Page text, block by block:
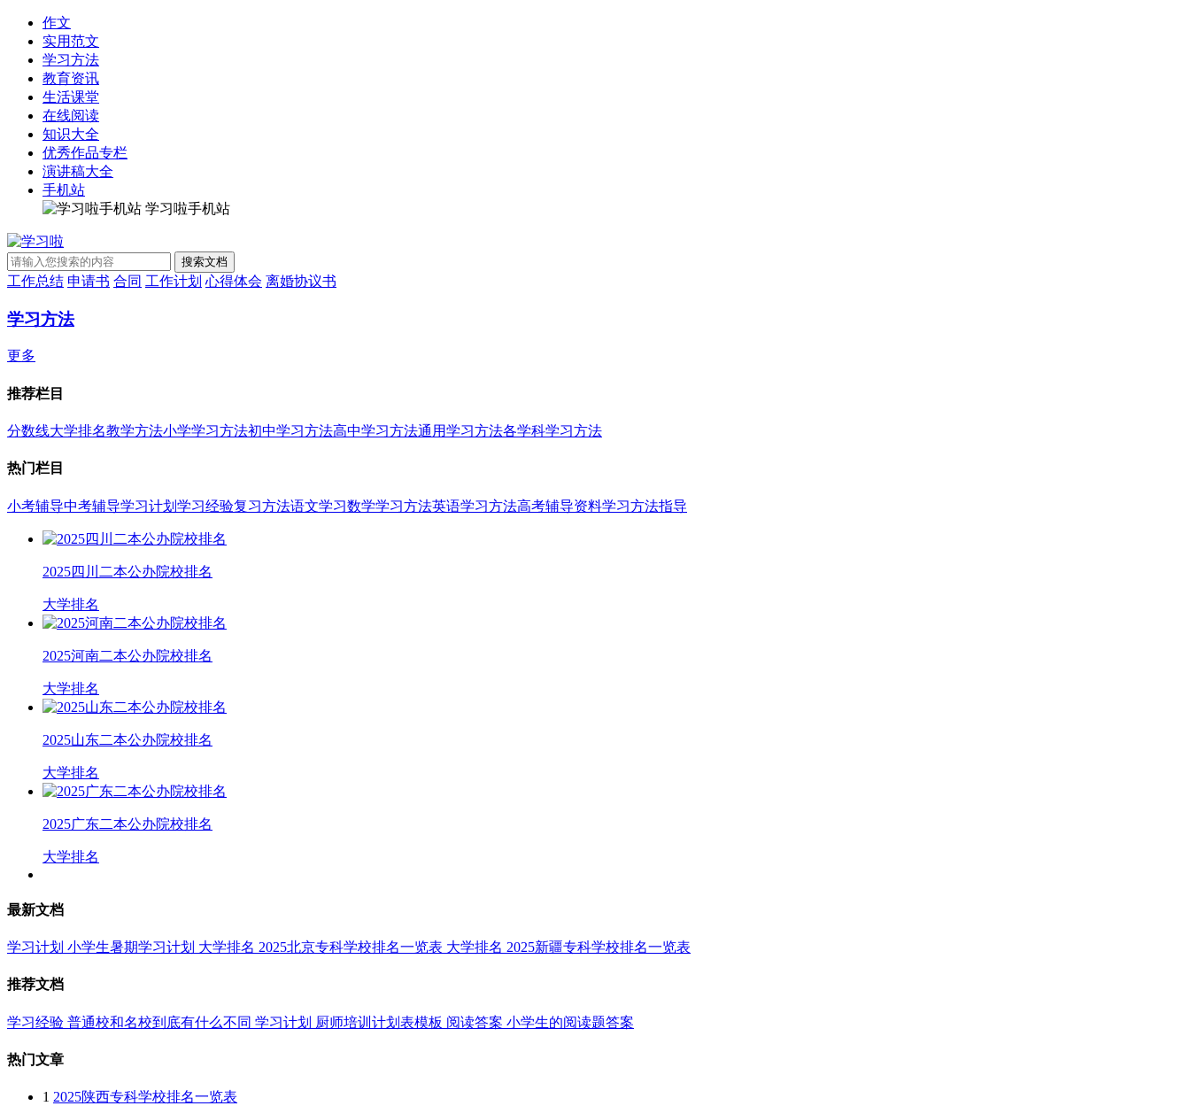
作文
实用范文
学习方法
教育资讯
生活课堂
在线阅读
知识大全
优秀作品专栏
演讲稿大全
手机站
学习啦手机站
工作总结 申请书 合同 工作计划 心得体会 离婚协议书
学习方法
更多
推荐栏目
分数线大学排名教学方法小学学习方法初中学习方法高中学习方法通用学习方法各学科学习方法
热门栏目
小考辅导中考辅导学习计划 学习经验复习方法语文学习数学学习方法英语学习方法高考辅导资料学习方法指导
2025四川二本公办院校排名
大学排名
2025河南二本公办院校排名
大学排名
2025山东二本公办院校排名
大学排名
2025广东二本公办院校排名
大学排名
最新文档
学习计划 小学生暑期学习计划 大学排名 2025北京专科学校排名一览表 大学排名 2025新疆专科学校排名一览表
推荐文档
学习经验 普通校和名校到底有什么不同 学习计划 厨师培训计划表模板 阅读答案 小学生的阅读题答案
热门文章
1 2025陕西专科学校排名一览表